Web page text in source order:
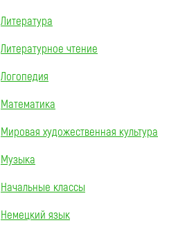
Литература
Литературное чтение
Логопедия
Математика
Мировая художественная культура
Музыка
Начальные классы
Немецкий язык